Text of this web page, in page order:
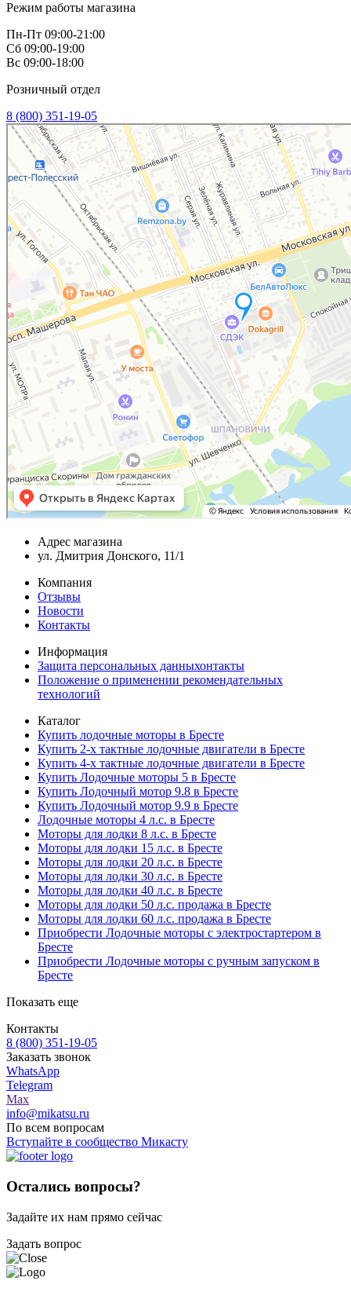
Режим работы магазина
Пн-Пт 09:00-21:00
Сб 09:00-19:00
Вс 09:00-18:00
Розничный отдел
8 (800) 351-19-05
Адрес магазина
ул. Дмитрия Донского, 11/1
Компания
Отзывы
Новости
Контакты
Информация
Защита персональных данныхонтакты
Положение о применении рекомендательных
технологий
Каталог
Купить лодочные моторы в Бресте
Купить 2-х тактные лодочные двигатели в Бресте
Купить 4-х тактные лодочные двигатели в Бресте
Купить Лодочные моторы 5 в Бресте
Купить Лодочный мотор 9.8 в Бресте
Купить Лодочный мотор 9.9 в Бресте
Лодочные моторы 4 л.с. в Бресте
Моторы для лодки 8 л.с. в Бресте
Моторы для лодки 15 л.с. в Бресте
Моторы для лодки 20 л.с. в Бресте
Моторы для лодки 30 л.с. в Бресте
Моторы для лодки 40 л.с. в Бресте
Моторы для лодки 50 л.с. продажа в Бресте
Моторы для лодки 60 л.с. продажа в Бресте
Приобрести Лодочные моторы с электростартером в
Бресте
Приобрести Лодочные моторы с ручным запуском в
Бресте
Показать еще
Контакты
8 (800) 351-19-05
Заказать звонок
WhatsApp
Telegram
Max
info@mikatsu.ru
По всем вопросам
Вступайте в сообщество Микасту
Остались вопросы?
Задайте их нам прямо сейчас
Задать вопрос